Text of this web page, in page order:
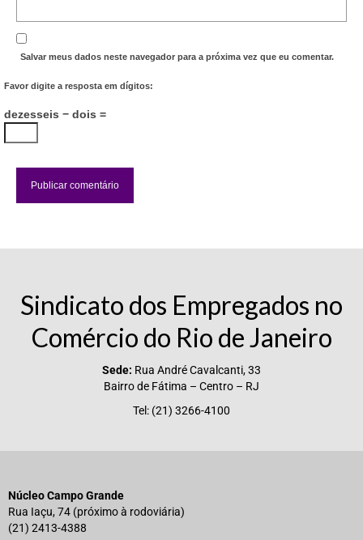
Salvar meus dados neste navegador para a próxima vez que eu comentar.
Favor digite a resposta em dígitos:
dezesseis − dois =
Sindicato dos Empregados no
Comércio do Rio de Janeiro
Sede: Rua André Cavalcanti, 33
Bairro de Fátima – Centro – RJ
Tel: (21) 3266-4100
Núcleo Campo Grande
Rua Iaçu, 74 (próximo à rodoviária)
(21) 2413-4388